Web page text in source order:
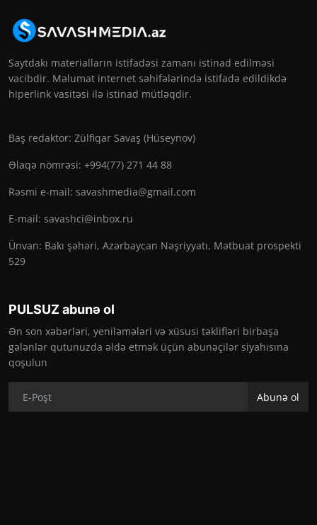
Saytdakı materialların istifadəsi zamanı istinad edilməsi
vacibdir. Məlumat internet səhifələrində istifadə edildikdə
hiperlink vasitəsi ilə istinad mütləqdir.
Baş redaktor: Zülfiqar Savaş (Hüseynov)
Əlaqə nömrəsi: +994(77) 271 44 88
Rəsmi e-mail: savashmedia@gmail.com
E-mail: savashci@inbox.ru
Ünvan: Bakı şəhəri, Azərbaycan Nəşriyyatı, Mətbuat prospekti
529
PULSUZ abunə ol
Ən son xəbərləri, yeniləmələri və xüsusi təklifləri birbaşa
gələnlər qutunuzda əldə etmək üçün abunəçilər siyahısına
qoşulun
Abunə ol